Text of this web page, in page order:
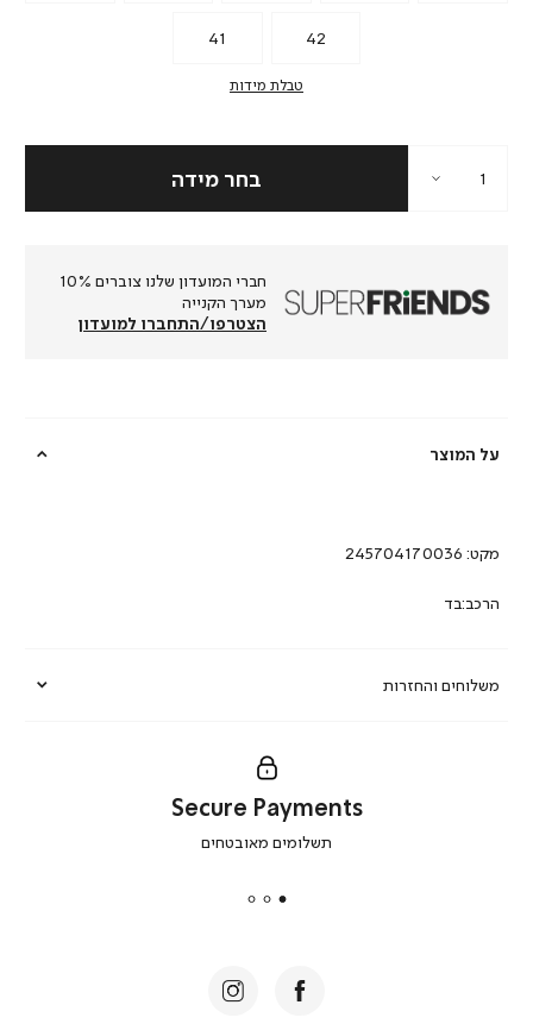
41 42
טבלת מידות
חברי המועדון שלנו צוברים 10%
מערך הקנייה
הצטרפו/התחברו למועדון
על המוצר
משלוחים והחזרות
מקט: 245704170036
הרכב:בד
secure
|
Secure Payments
תשלומים מאובטחים